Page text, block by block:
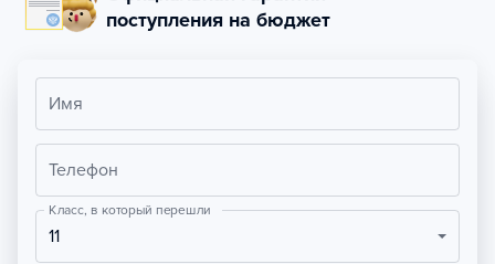
поступления на бюджет
Имя
Телефон
Класс, в который перешли
11